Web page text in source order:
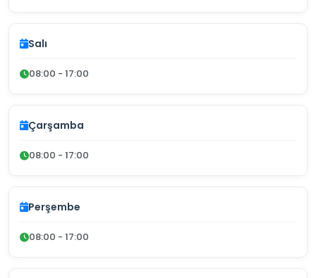
Salı
08:00 - 17:00
Çarşamba
08:00 - 17:00
Perşembe
08:00 - 17:00